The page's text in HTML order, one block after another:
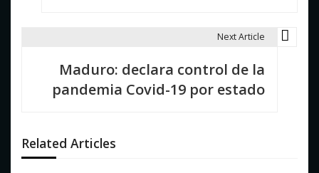
ó
n
Next Article
Maduro: declara control de la
pandemia Covid-19 por estado
Related Articles